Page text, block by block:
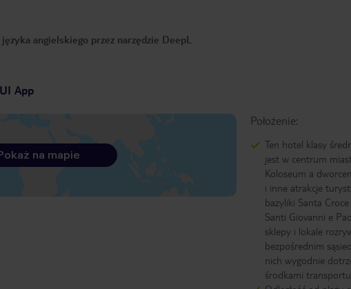
angielskiego przez narzędzie DeepL
App
Położenie:
Ten hotel klasy
jest w centrum
Koloseum a
i inne atrakcje
bazyliki Santa
Santi Giovanni e
sklepy i lokale
bezpośrednim
nich wygodnie
środkami transportu
na mapie